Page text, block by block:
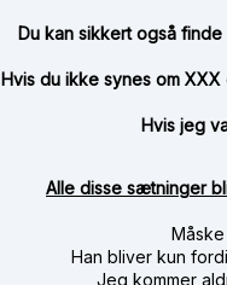
Du kan sikkert også
Hvis du ikke synes om
Hvis jeg
Alle disse sætninger
Han bliver kun
Jeg kommer